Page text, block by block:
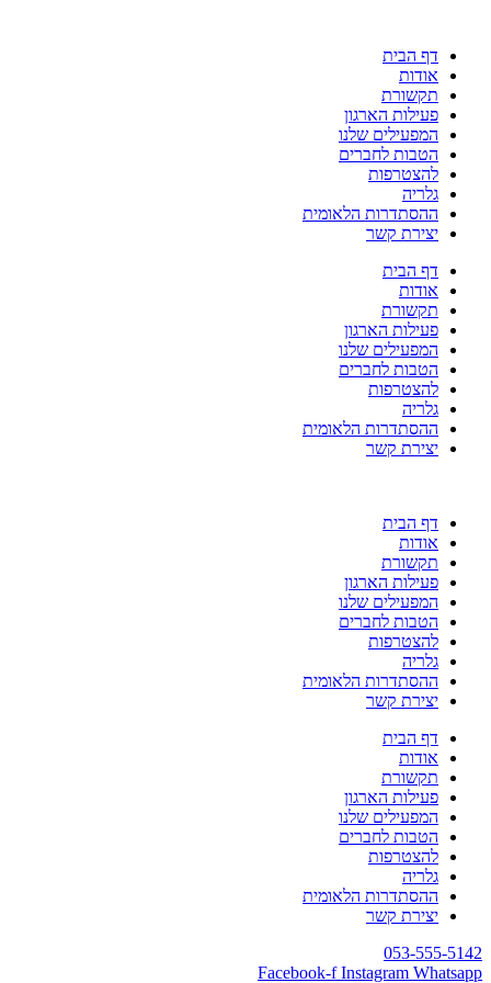
דף הבית
אודות
תקשורת
פעילות הארגון
המפעילים שלנו
הטבות לחברים
להצטרפות
גלריה
ההסתדרות הלאומית
יצירת קשר
דף הבית
אודות
תקשורת
פעילות הארגון
המפעילים שלנו
הטבות לחברים
להצטרפות
גלריה
ההסתדרות הלאומית
יצירת קשר
דף הבית
אודות
תקשורת
פעילות הארגון
המפעילים שלנו
הטבות לחברים
להצטרפות
גלריה
ההסתדרות הלאומית
יצירת קשר
דף הבית
אודות
תקשורת
פעילות הארגון
המפעילים שלנו
הטבות לחברים
להצטרפות
גלריה
ההסתדרות הלאומית
יצירת קשר
053-555-5142
Facebook-f Instagram Whatsapp